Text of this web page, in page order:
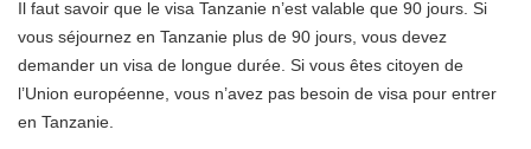
Il faut savoir que le visa Tanzanie n’est valable que 90 jours. Si
vous séjournez en Tanzanie plus de 90 jours, vous devez
demander un visa de longue durée. Si vous êtes citoyen de
l’Union européenne, vous n’avez pas besoin de visa pour entrer
en Tanzanie.